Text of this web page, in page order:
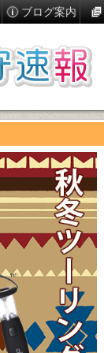
ブログ案内